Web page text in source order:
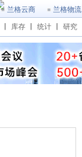
兰格云商 兰格物流
库存 统计 研究